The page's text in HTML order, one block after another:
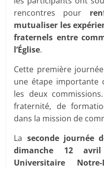
rencontres pour
mutualiser les
fraternels entre
l’Église.
Cette première
une étape importante
les deux
fraternité, de
dans la mission de
La seconde journée
dimanche 12
Universitaire